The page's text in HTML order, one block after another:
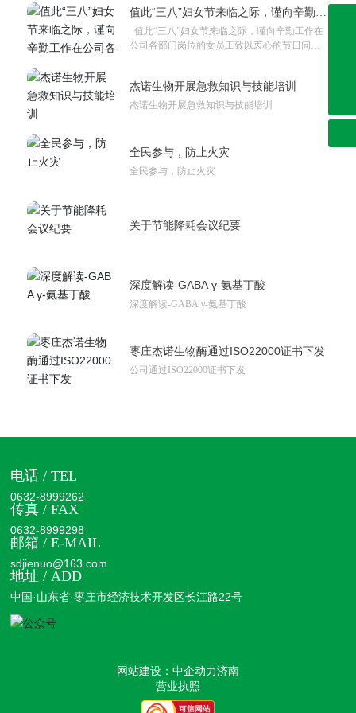
值此“三八”妇女节来临之际，谨向辛勤工
作在公司各部门岗位的女员工致以衷心
的节日问候！
值此“三八”妇女节来临之际，谨向辛勤工作在
公司各部门岗位的女员工致以衷心的节日问
杰诺生物开展急救知识与技能培训
杰诺生物开展急救知识与技能培训
全民参与，防止火灾
全民参与，防止火灾
关于节能降耗会议纪要
深度解读-GABA γ-氨基丁酸
深度解读-GABA γ-氨基丁酸
枣庄杰诺生物酶通过ISO22000证书下发
公司通过ISO22000证书下发
电话 / TEL
0632-8999262
传真 / FAX
0632-8999298
邮箱 / E-MAIL
sdjienuo@163.com
地址 / ADD
中国·山东省·枣庄市经济技术开发区长江路22号
网站建设：中企动力济南
营业执照
0632-8999286
0632-8999191
sdjienuo@163.com